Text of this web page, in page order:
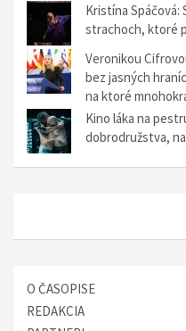
k
Kristína Spáčová:
strachoch, ktoré
Veronikou
bez jasných
na ktoré
Kino láka na
dobrodružstva,
O ČASOPISE
REDAKCIA